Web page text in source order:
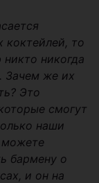
коктейлей, то
никогда
Зачем же их
Это
смогут
наши
можете
бармену о
и он на